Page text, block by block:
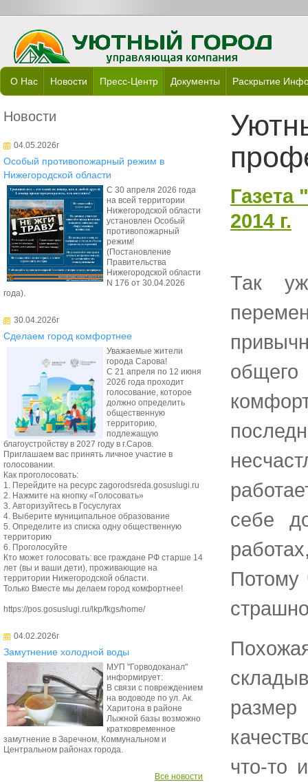
О Нас Новости Пресс-Центр Документы Раскрытие
Новости
04.05.2026г
Особый противопожарный режим в
Нижегородской области
С 30 апреля 2026 года
на всей территории
Нижегородской области
установлен Особый
противопожарный
режим!
(Постановление
Правительства
Нижегородской области
N 176 от 30.04.2026
года).
30.04.2026г
Сделаем город комфортнее
Уважаемые жители
города Сарова!
С 21 апреля по 12 июня
2026 года проходит
голосование, которое
должно определить
общественную
территорию,
подлежащую
благоустройству в 2027 году в г.Саров.
Приглашаем вас принять личное участие в
голосовании.
Как проголосовать:
1. Перейдите на ресурс zagorodsreda.gosuslugi.ru
2. Нажмите на кнопку «Голосовать»
3. Авторизуйтесь в Госуслугах
4. Выберите муниципальное образование
5. Определите из списка одну общественную
территорию
6. Проголосуйте
Кто может голосовать: все граждане РФ старше 14
лет (вы и ваши дети), проживающие на
территории Нижегородской области.
Только Вместе мы делаем город комфортнее!
https://pos.gosuslugi.ru/lkp/fkgs/home/
04.02.2026г
Замутнение холодной воды
МУП "Горводоканал"
информирует:
В связи с повреждением
на водоводе по ул. Ак.
Харитона в районе
Лыжной базы возможно
кратковременное
замутнение в Заречном, Коммунальном и
Центральном районах города.
Все новости
Газета
2014 г.
Так
себе
Потому
что-то